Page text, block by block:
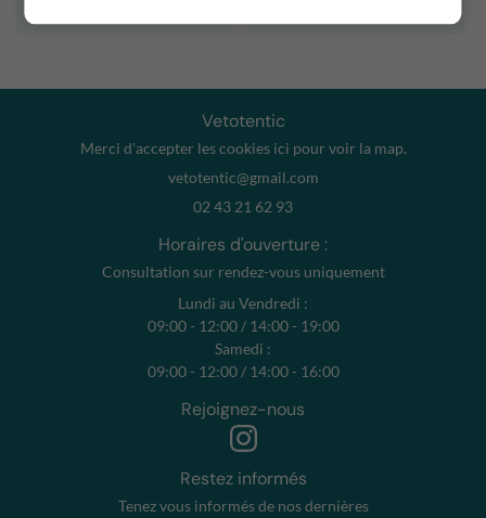
Inscription
Vetotentic
Merci d'accepter les cookies ici pour voir la map.
02 43 21 62 93
Horaires d'ouverture :
Consultation sur rendez-vous uniquement
Lundi au Vendredi :
09:00 - 12:00 / 14:00 - 19:00
Samedi :
09:00 - 12:00 / 14:00 - 16:00
Rejoignez-nous
Restez informés
Tenez vous informés de nos dernières